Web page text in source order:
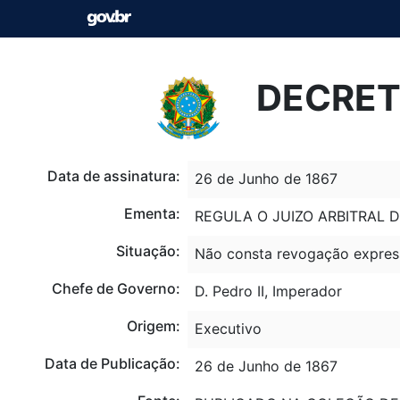
Data de assinatura:
26 de Junho de 1867
Ementa:
REGULA O JUIZO ARBITRAL
Situação:
Não consta revogação
Chefe de Governo:
D. Pedro II, Imperador
Origem:
Executivo
Data de Publicação:
26 de Junho de 1867